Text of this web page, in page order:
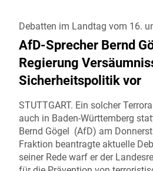
Debatten im Landtag vom 16.
AfD-Sprecher Bernd
Regierung
Sicherheitspolitik vor
STUTTGART. Ein solcher
auch in Baden-Württemberg
Bernd Gögel (AfD) am
Fraktion beantragte aktuelle
seiner Rede warf er der